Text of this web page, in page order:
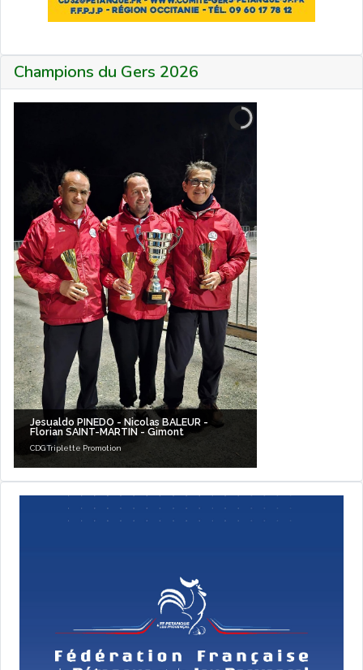
Champions du Gers 2026
Jesualdo PINEDO - Nicolas BALEUR -
Florian SAINT-MARTIN - Gimont
CDG Triplette Promotion